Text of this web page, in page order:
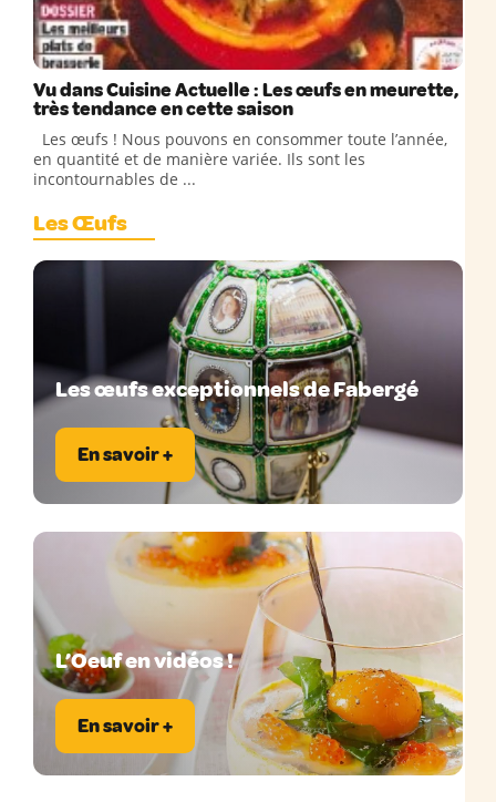
Vu dans Cuisine Actuelle : Les œufs en meurette,
très tendance en cette saison
Les œufs ! Nous pouvons en consommer toute l’année,
en quantité et de manière variée. Ils sont les
incontournables de ...
Les Œufs
Les œufs exceptionnels de Fabergé
En savoir +
L’Oeuf en vidéos !
En savoir +